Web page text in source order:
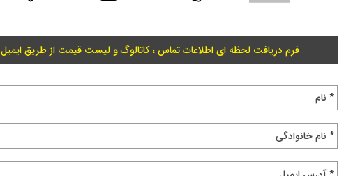
فرم دریافت لحظه ای اطلاعات تماس ، کاتالوگ و لیست قیمت از طریق ایمیل
* نام
* نام خانوادگی